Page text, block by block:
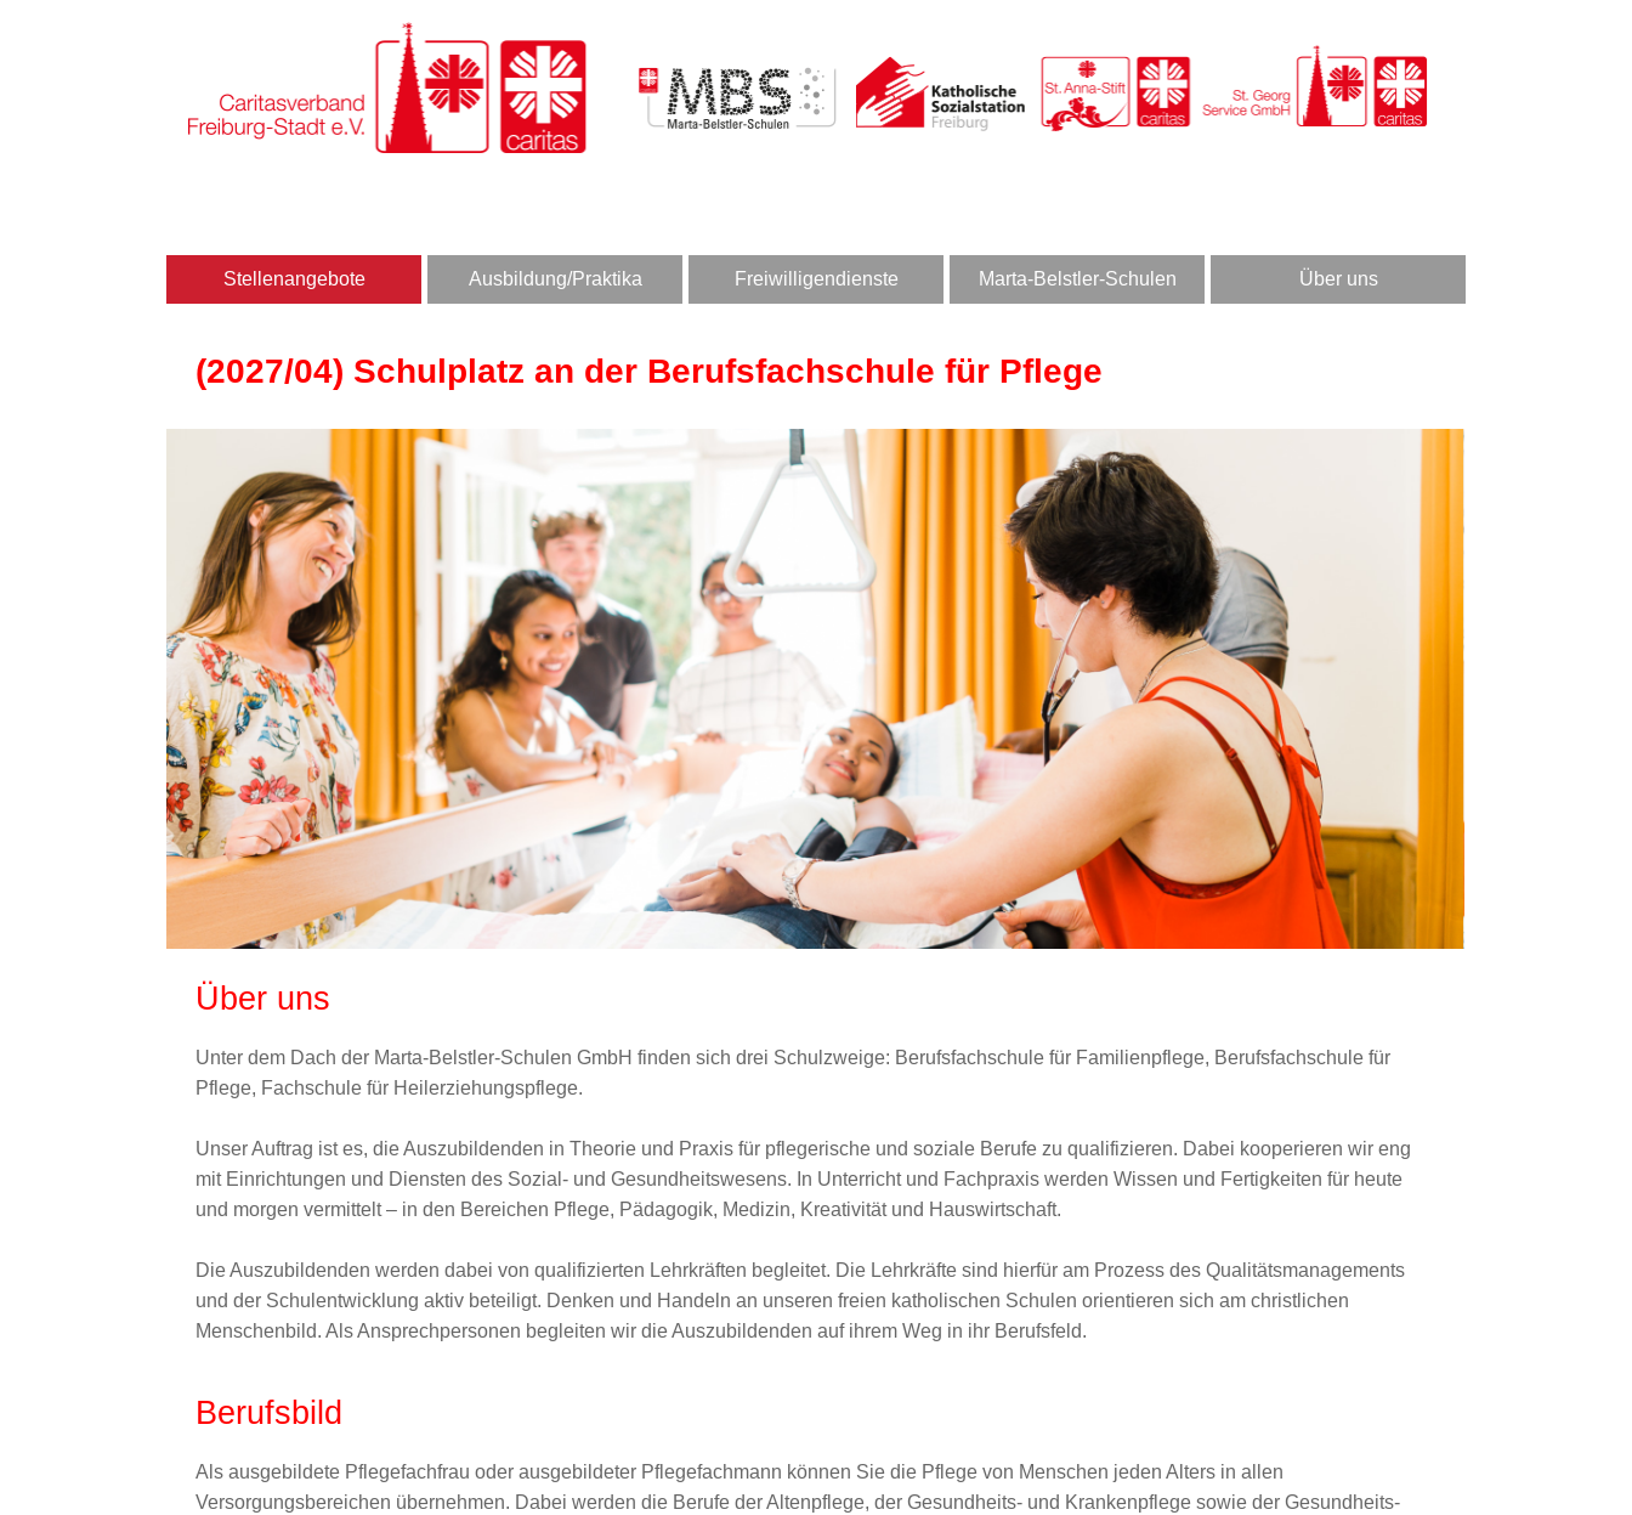
Stellenangebote Ausbildung/Praktika Freiwilligendienste Marta-Belstler-Schulen Über uns
(2027/04) Schulplatz an der Berufsfachschule für Pflege
Über uns
Unter dem Dach der Marta-Belstler-Schulen GmbH finden sich drei Schulzweige: Berufsfachschule für Familienpflege, Berufsfachschule für
Pflege, Fachschule für Heilerziehungspflege.
Unser Auftrag ist es, die Auszubildenden in Theorie und Praxis für pflegerische und soziale Berufe zu qualifizieren. Dabei kooperieren wir eng
mit Einrichtungen und Diensten des Sozial- und Gesundheitswesens. In Unterricht und Fachpraxis werden Wissen und Fertigkeiten für heute
und morgen vermittelt – in den Bereichen Pflege, Pädagogik, Medizin, Kreativität und Hauswirtschaft.
Die Auszubildenden werden dabei von qualifizierten Lehrkräften begleitet. Die Lehrkräfte sind hierfür am Prozess des Qualitätsmanagements
und der Schulentwicklung aktiv beteiligt. Denken und Handeln an unseren freien katholischen Schulen orientieren sich am christlichen
Menschenbild. Als Ansprechpersonen begleiten wir die Auszubildenden auf ihrem Weg in ihr Berufsfeld.
Berufsbild
Als ausgebildete Pflegefachfrau oder ausgebildeter Pflegefachmann können Sie die Pflege von Menschen jeden Alters in allen
Versorgungsbereichen übernehmen. Dabei werden die Berufe der Altenpflege, der Gesundheits- und Krankenpflege sowie der Gesundheits-